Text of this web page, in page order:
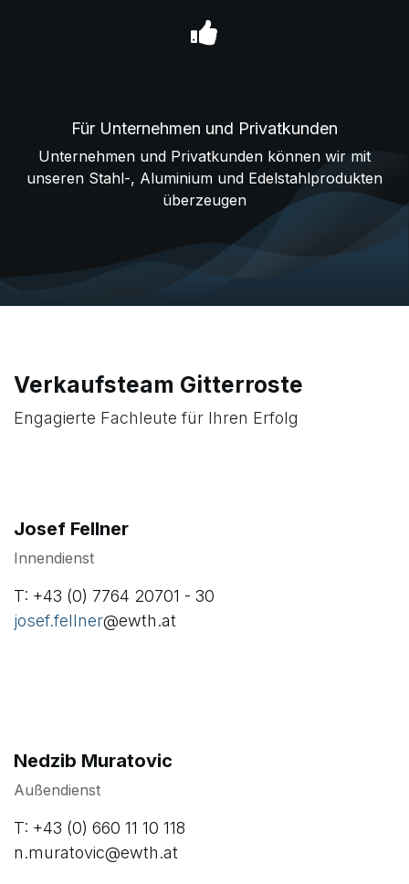
Für Unternehmen und Privatkunden
Unternehmen und Privatkunden können wir mit
unseren Stahl-, Aluminium und Edelstahlprodukten
überzeugen
Verkaufsteam Gitterroste
Engagierte Fachleute für Ihren Erfolg
Josef Fellner
Innendienst
T: +43 (0) 7764 20701 - 30
josef.fellner@ewth.at
Nedzib Muratovic
Außendienst
T: +43 (0) 660 11 10 118
n.muratovic@ewth.at